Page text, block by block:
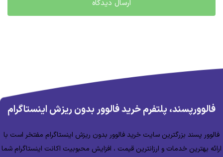
فالوورپسند، پلتفرم خرید فالوور بدون ریزش اینستاگرام
فالوور پسند بزرگترین سایت خرید فالوور بدون ریزش اینستاگرام مفتخر است با
ارائه بهترین خدمات و ارزانترین قیمت ، افزایش محبوبیت اکانت اینستاگرام شما